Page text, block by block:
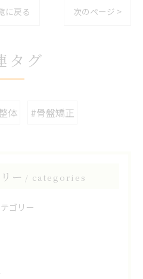
に戻る 次のページ >
タグ
体 #骨盤矯正
ー categories
ゴリー